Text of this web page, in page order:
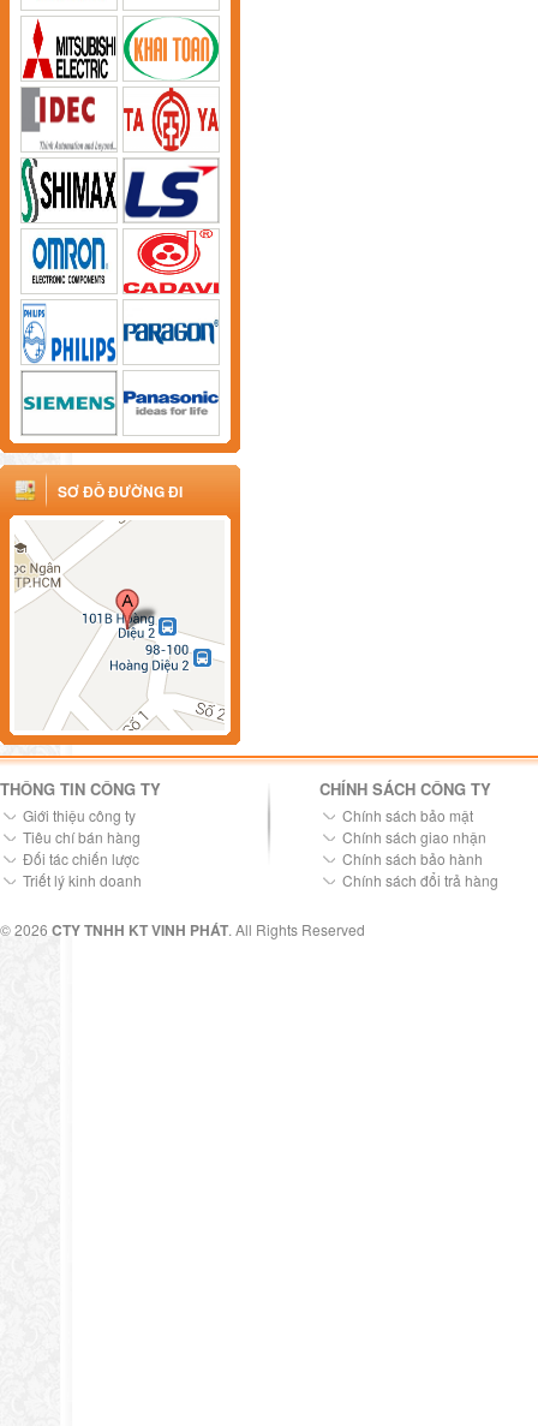
SƠ ĐỒ ĐƯỜNG ĐI
THÔNG TIN CÔNG TY
Giới thiệu công ty
Tiêu chí bán hàng
Đối tác chiến lược
Triết lý kinh doanh
CHÍNH SÁCH CÔNG TY
Chính sách bảo mật
Chính sách giao nhận
Chính sách bảo hành
Chính sách đổi trả hàng
© 2026 CTY TNHH KT VINH PHÁT. All Rights Reserved